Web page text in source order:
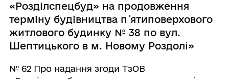
«Розділспецбуд» на продовження
терміну будівництва п´ятиповерхового
житлового будинку № 38 по вул.
Шептицького в м. Новому Роздолі»
№ 62 Про надання згоди ТзОВ